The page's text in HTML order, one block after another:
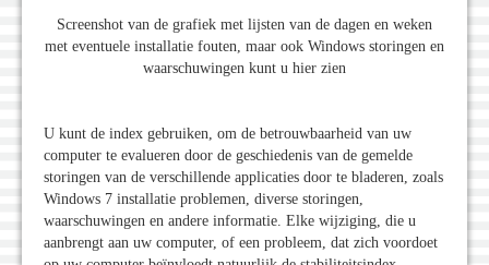
Screenshot van de grafiek met lijsten van de dagen en weken
met eventuele installatie fouten, maar ook Windows storingen en
waarschuwingen kunt u hier zien
U kunt de index gebruiken, om de betrouwbaarheid van uw
computer te evalueren door de geschiedenis van de gemelde
storingen van de verschillende applicaties door te bladeren, zoals
Windows 7 installatie problemen, diverse storingen,
waarschuwingen en andere informatie. Elke wijziging, die u
aanbrengt aan uw computer, of een probleem, dat zich voordoet